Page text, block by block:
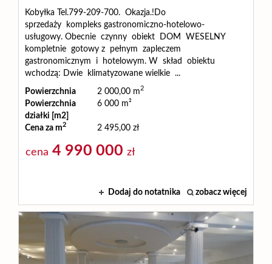
Kobyłka Tel.799-209-700. Okazja.!Do
sprzedaży kompleks gastronomiczno-hotelowo-
usługowy. Obecnie czynny obiekt DOM WESELNY
kompletnie gotowy z pełnym zapleczem
gastronomicznym i hotelowym. W skład obiektu
wchodzą: Dwie klimatyzowane wielkie ...
Powierzchnia 2 000,00 m2
Powierzchnia
działki [m2]
6 000 m²
Cena za m2 2 495,00 zł
cena 4 990 000 zł
Dodaj do notatnika zobacz więcej